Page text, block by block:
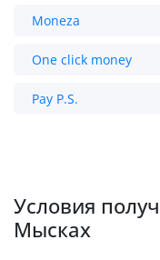
Moneza
One click money
Pay P.S.
Условия
Мысках